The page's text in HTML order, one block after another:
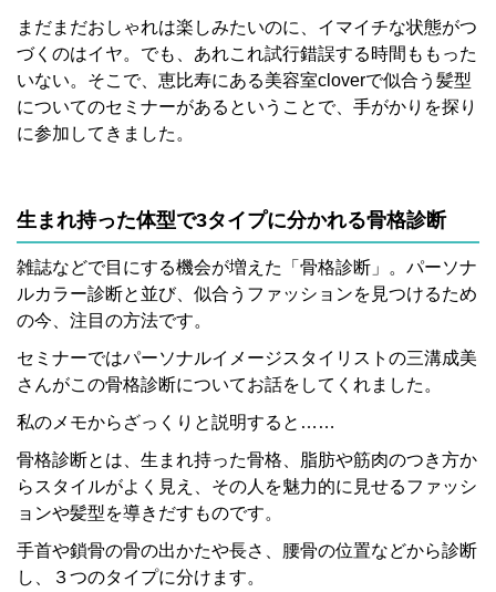
まだまだおしゃれは楽しみたいのに、イマイチな状態がつ
づくのはイヤ。でも、あれこれ試行錯誤する時間ももった
いない。そこで、恵比寿にある美容室cloverで似合う髪型
についてのセミナーがあるということで、手がかりを探り
に参加してきました。
生まれ持った体型で3タイプに分かれる骨格診断
雑誌などで目にする機会が増えた「骨格診断」。パーソナ
ルカラー診断と並び、似合うファッションを見つけるため
の今、注目の方法です。
セミナーではパーソナルイメージスタイリストの三溝成美
さんがこの骨格診断についてお話をしてくれました。
私のメモからざっくりと説明すると……
骨格診断とは、生まれ持った骨格、脂肪や筋肉のつき方か
らスタイルがよく見え、その人を魅力的に見せるファッシ
ョンや髪型を導きだすものです。
手首や鎖骨の骨の出かたや長さ、腰骨の位置などから診断
し、３つのタイプに分けます。